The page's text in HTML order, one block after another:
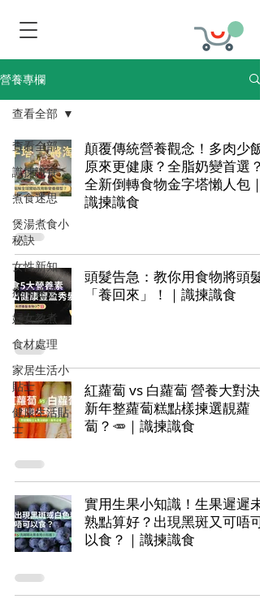
營養專欄
查看全部
識揀識食
煮食迷思
煲湯煮食小
秘訣
女性新知
疾病迷思
婦女教煮
食材處理
家居生活小
貼士
健康生活貼
士
查看全部
顛覆傳統營養觀念！多肉少飯
原來更健康？全脂奶變首選？
全新倒轉食物金字塔懶人包｜
識揀識食
頭髮告急：教你用食物將頭髮
「養回來」！｜識揀識食
紅蘿蔔 vs 白蘿蔔 營養大對決
新年整蘿蔔糕點樣揀選靚蘿
蔔？🥕｜識揀識食
實用生果小知識！生果遲遲未
熟點算好？出現黑斑又可唔可
以食？｜識揀識食